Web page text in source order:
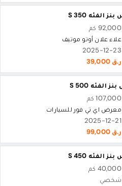
92,000 كم
علاء علان أوتو موتيف
2025-12-23
ر.ق 39,000
107,000 كم
معرض اي تي فور للسيارات
2025-12-21
ر.ق 99,000
40,000 كم
شخصي